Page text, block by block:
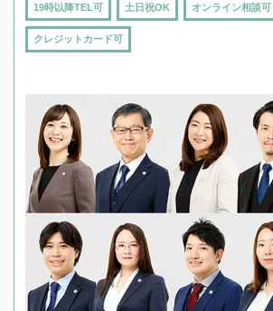
19時以降TEL可 土日祝OK オンライン相談可
クレジットカード可